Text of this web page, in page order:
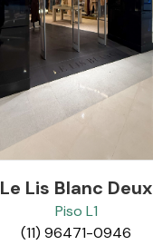
Le Lis Blanc Deux
Piso L1
(11) 96471-0946